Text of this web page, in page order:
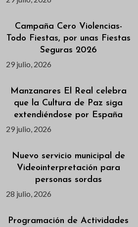
Campaña Cero Violencias-
Todo Fiestas, por unas Fiestas
Seguras 2026
29 julio, 2026
Manzanares El Real celebra
que la Cultura de Paz siga
extendiéndose por España
29 julio, 2026
Nuevo servicio municipal de
Videointerpretación para
personas sordas
28 julio, 2026
Programación de Actividades